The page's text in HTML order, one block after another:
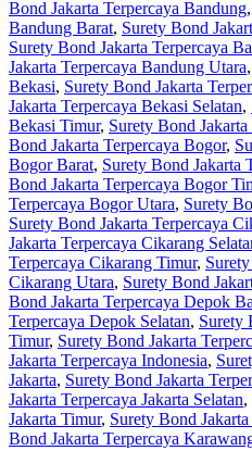
Bond Jakarta Terpercaya Bandung,
Bandung Barat, Surety Bond
Surety Bond Jakarta Terpercaya
Jakarta Terpercaya Bandung Utara,
Bekasi, Surety Bond Jakarta
Jakarta Terpercaya Bekasi Selatan,
Bekasi Timur, Surety Bond
Bond Jakarta Terpercaya Bogor,
Bogor Barat, Surety Bond Jakarta
Bond Jakarta Terpercaya Bogor
Terpercaya Bogor Utara, Surety
Surety Bond Jakarta Terpercaya
Jakarta Terpercaya Cikarang
Terpercaya Cikarang Timur,
Cikarang Utara, Surety Bond
Bond Jakarta Terpercaya Depok
Terpercaya Depok Selatan, Surety
Timur, Surety Bond Jakarta
Jakarta Terpercaya Indonesia,
Jakarta, Surety Bond Jakarta
Jakarta Terpercaya Jakarta Selatan,
Jakarta Timur, Surety Bond
Bond Jakarta Terpercaya